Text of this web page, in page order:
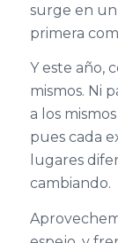
surge en
primera
Y este año,
mismos. Ni
a los
pues cada
lugares
cambiando.